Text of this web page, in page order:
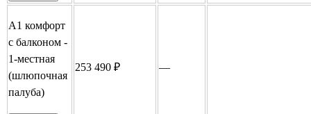
А1 комфорт
с балконом -
1-местная
(шлюпочная
палуба)
253 490 ₽ —